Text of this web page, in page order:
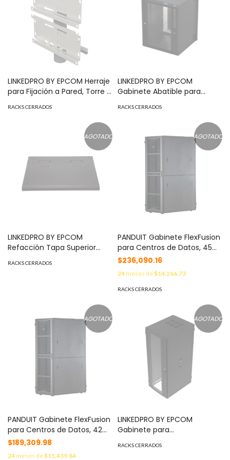
LINKEDPRO BY EPCOM Herraje
para Fijación a Pared, Torre o
FORTE-16UR3 y LP-FORTE-
24U-R3 MOD: LP-FORTE-16U-
RACKS CERRADOS
LINKEDPRO BY EPCOM
Gabinete Abatible para
19" de 16 Unidades con Vidrio
de Seguridad MOD: SR-1916-
RACKS CERRADOS
AGOTADO
LINKEDPRO BY EPCOM
Refacción Tapa Superior
SR19XXGAPV4. MOD:
RACKS CERRADOS
AGOTADO
PANDUIT Gabinete FlexFusion
para Centros de Datos, 45
UR, 800 mm de Ancho, 1200
mm de Profundidad,
Fabricado en Acero, Color
Negro MOD: XG84522BS0001
$236,090.16
24meses de$14,266.73
RACKS CERRADOS
AGOTADO
PANDUIT Gabinete FlexFusion
para Centros de Datos, 42
UR, 800 mm de Ancho, 1070
mm de Profundidad,
$189,309.98
24meses de$11,439.84
AGOTADO
LINKEDPRO BY EPCOM
Gabinete para
Estándar de 19", 42UR, 800
RACKS CERRADOS